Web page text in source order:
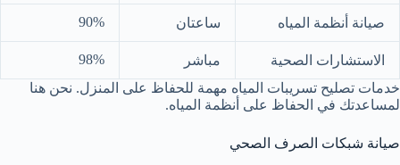
صيانة أنظمة المياه ساعتان 90%
الاستشارات الصحية مباشر
98%
خدمات تصليح تسريبات المياه مهمة للحفاظ على المنزل. نحن هنا
لمساعدتك في الحفاظ على أنظمة المياه.
صيانة شبكات الصرف الصحي